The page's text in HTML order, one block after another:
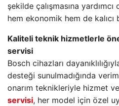
şekilde çalışmasına yardımcı
hem ekonomik hem de kalıcı
Kaliteli teknik hizmetlerle
servisi
Bosch cihazları
desteği sunulmadığında
onarım teknikleriyle hizmet
servisi, her model için özel